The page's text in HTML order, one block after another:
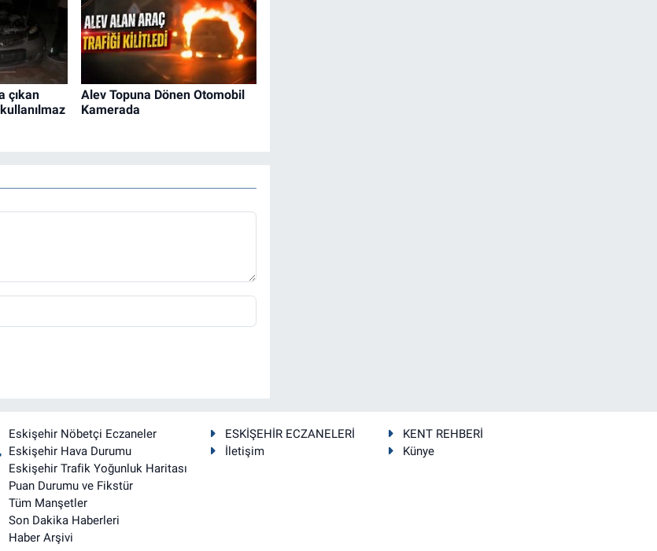
çıkan
Alev Topuna Dönen Otomobil
Kamerada
Eskişehir Nöbetçi Eczaneler
Eskişehir Hava Durumu
Eskişehir Trafik Yoğunluk Haritası
Puan Durumu ve Fikstür
Tüm Manşetler
Son Dakika Haberleri
Haber Arşivi
ESKİŞEHİR ECZANELERİ
KENT REHBERİ
İletişim
Künye